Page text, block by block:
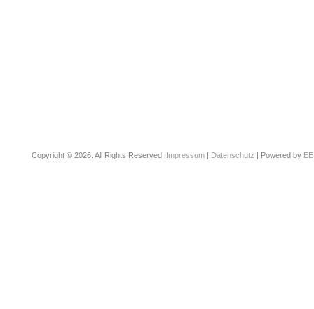
Copyright © 2026. All Rights Reserved. Impressum | Datenschutz | Powered by EE